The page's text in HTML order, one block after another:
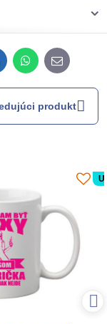
WhatsApp
E-
mail
produkt